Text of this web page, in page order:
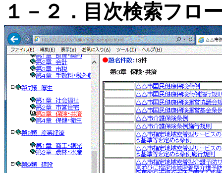
１－２．目次検索フロ